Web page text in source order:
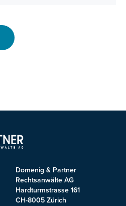
Domenig & Partner
Rechtsanwälte AG
Hardturmstrasse 161
CH-8005 Zürich